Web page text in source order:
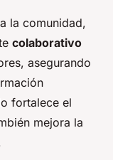
la comunidad,
colaborativo
asegurando
fortalece el
mejora la